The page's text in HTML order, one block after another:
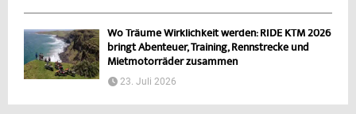
Wo Träume Wirklichkeit werden: RIDE KTM 2026
bringt Abenteuer, Training, Rennstrecke und
Mietmotorräder zusammen
23. Juli 2026